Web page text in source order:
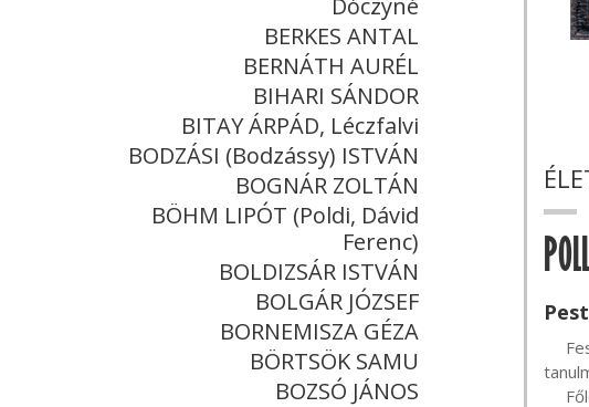
Dóczyné
BERKES ANTAL
BERNÁTH AURÉL
BIHARI SÁNDOR
BITAY ÁRPÁD, Léczfalvi
BODZÁSI (Bodzássy) ISTVÁN
BOGNÁR ZOLTÁN
BÖHM LIPÓT (Poldi, Dávid
Ferenc)
BOLDIZSÁR ISTVÁN
BOLGÁR JÓZSEF
BORNEMISZA GÉZA
BÖRTSÖK SAMU
BOZSÓ JÁNOS